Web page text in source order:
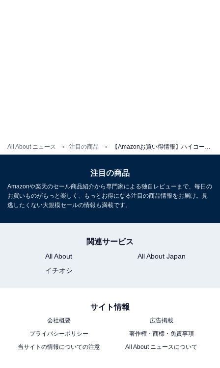
All About ニュース 注目の商品
ハイコーキ「RA18DA」
HiKOKI(ハイコーキ) 18V エアダスター 小型 軽量 高風速
Amazonで見る
ハイコーキ「WH36DD」
注目の商品
Amazonや楽天のセール商品紹介から専門家による独自レビューまで、毎日の
お買いものがもっと楽しく、もっとお得になる注目の商品情報をお届け。見
逃したくない大規模セールの情報も満載です。
関連サービス
All About
All About Japan
イチオシ
サイト情報
会社概要
広告掲載
プライバシーポリシー
著作権・商標・免責事項
当サイトの情報についての注意
All About ニュースについて